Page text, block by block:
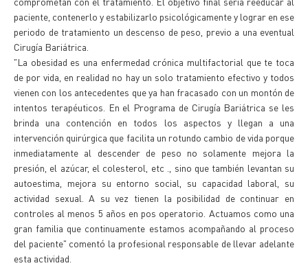
paciente, contenerlo y estabilizarlo psicológicamente y lograr en ese
periodo de tratamiento un descenso de peso, previo a una eventual
Cirugía Bariátrica.
"La obesidad es una enfermedad crónica multifactorial que te toca
de por vida, en realidad no hay un solo tratamiento efectivo y todos
vienen con los antecedentes que ya han fracasado con un montón de
intentos terapéuticos. En el Programa de Cirugía Bariátrica se les
brinda una contención en todos los aspectos y llegan a una
intervención quirúrgica que facilita un rotundo cambio de vida porque
inmediatamente al descender de peso no solamente mejora la
presión, el azúcar, el colesterol, etc ., sino que también levantan su
autoestima, mejora su entorno social, su capacidad laboral, su
actividad sexual. A su vez tienen la posibilidad de continuar en
controles al menos 5 años en pos operatorio. Actuamos como una
gran familia que continuamente estamos acompañando al proceso
del paciente" comentó la profesional responsable de llevar adelante
esta actividad.